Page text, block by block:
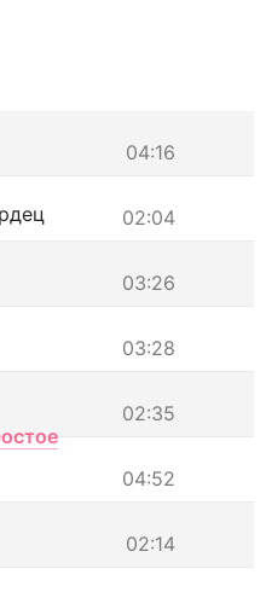
04:16
02:04
03:26
03:28
02:35
04:52
02:14